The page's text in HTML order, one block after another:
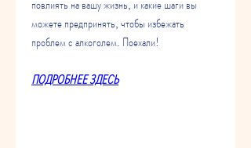
повлиять на вашу жизнь, и какие шаги вы
можете предпринять, чтобы избежать
проблем с алкоголем. Поехали!
ПОДРОБНЕЕ ЗДЕСЬ